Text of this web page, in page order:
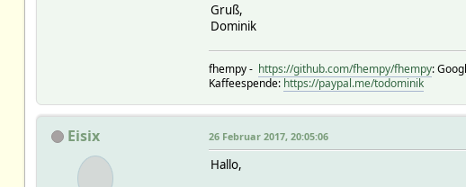
Gruß,
Dominik
fhempy - https://github.com/fhempy/fhempy:
Kaffeespende: https://paypal.me/todominik
Eisix 26 Februar 2017, 20:05:06
Hallo,